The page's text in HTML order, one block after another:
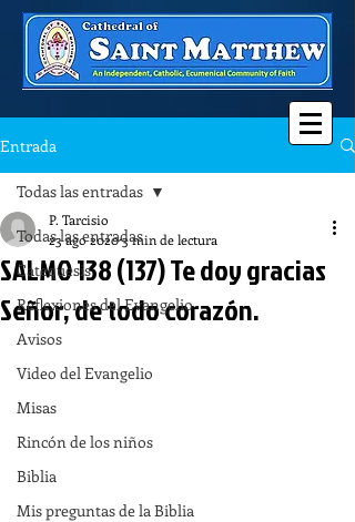
Entrada
Todas las entradas
Catequesis
Reflexiones del Evangelio
Avisos
Video del Evangelio
Misas
Rincón de los niños
Biblia
Mis preguntas de la Biblia
Todas las entradas
SALMO 138 (137) Te doy gracias
Señor, de todo corazón.
P. Tarcisio
23 ago 20203 min de lectura